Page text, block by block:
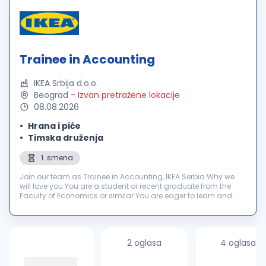
Trainee in Accounting
IKEA Srbija d.o.o.
Beograd - Izvan pretražene lokacije
08.08.2026
Hrana i piće
Timska druženja
1. smena
Join our team as Trainee in Accounting, IKEA Serbia Why we
will love you You are a student or recent graduate from the
Faculty of Economics or similar You are eager to learn and
English, both writte...
2 oglasa 4 oglasa